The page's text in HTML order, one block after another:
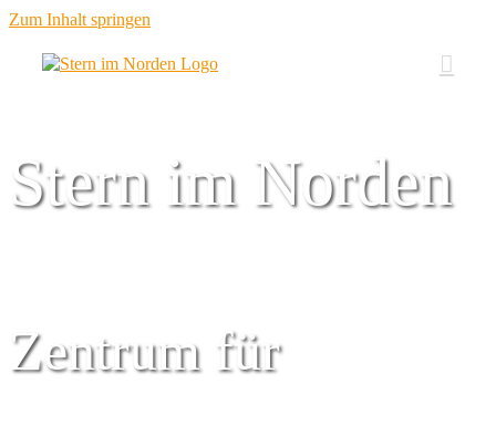
Zum Inhalt springen
Stern im Norden
Zentrum für